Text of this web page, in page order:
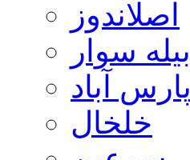
اصلاندوز
بیله سوار
پارس آباد
خلخال